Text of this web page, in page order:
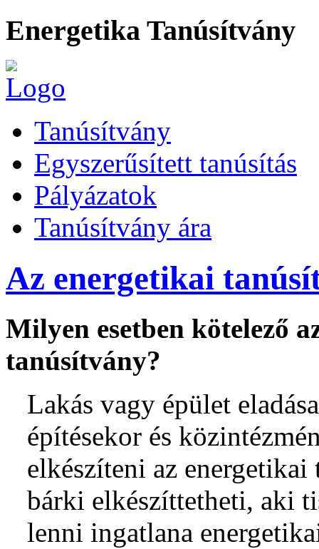
Energetika Tanúsítvány
Tanúsítvány
Egyszerűsített tanúsítás
Pályázatok
Tanúsítvány ára
Az energetikai
Milyen esetben kötelező
tanúsítvány?
Lakás vagy épület
építésekor és
elkészíteni az
bárki elkészíttetheti, aki
lenni ingatlana